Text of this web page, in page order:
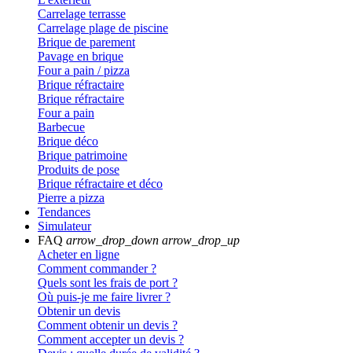
Carrelage terrasse
Carrelage plage de piscine
Brique de parement
Pavage en brique
Four a pain / pizza
Brique réfractaire
Brique réfractaire
Four a pain
Barbecue
Brique déco
Brique patrimoine
Produits de pose
Brique réfractaire et déco
Pierre a pizza
Tendances
Simulateur
FAQ arrow_drop_down arrow_drop_up
Acheter en ligne
Comment commander ?
Quels sont les frais de port ?
Où puis-je me faire livrer ?
Obtenir un devis
Comment obtenir un devis ?
Comment accepter un devis ?